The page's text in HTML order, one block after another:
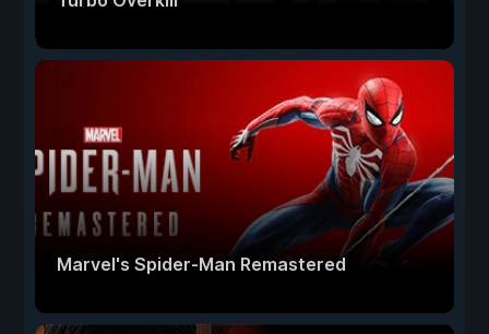
Marvel's Spider-Man Remastered